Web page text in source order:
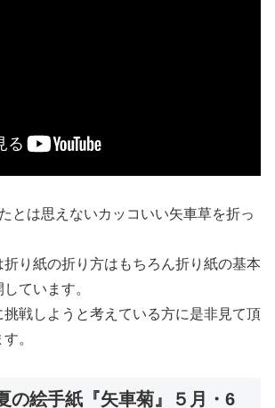
とは思えないカッコいい矢車草を折っ
り紙の折り方はもちろん折り紙の基本
ています。
挑戦しようと考えている方に是非見て頂
。
の絵手紙『矢車菊』５月・6